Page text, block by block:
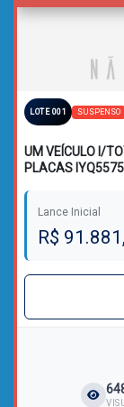
LOTE 001 SUSPENSO
UM VEÍCULO I/
PLACAS
Lance Inicial
R$